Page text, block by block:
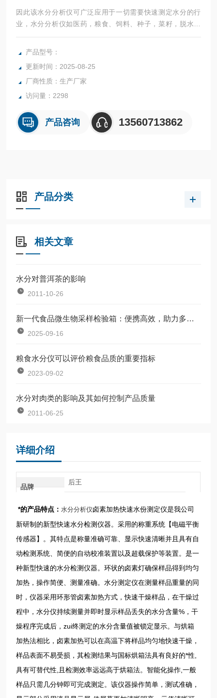
因此该水分分析仪可广泛应用于一切需要快速测定水分的行
业，水分分析仪如医药，粮食、饲料、种子，菜籽，脱水蔬
菜、烟草，化工，茶叶，食品、肉类以及纺织，农林、造纸、
橡胶、塑胶、纺织等行业中的实验室与生产过程中。同时满足
后王电子科技有限公司始终立志于为用户提供多用途，多性能
的高质量产品，为您打造快速，准确，物超所值的水分测定仪
**。
产品型号：
更新时间：2025-08-25
厂商性质：生产厂家
访问量：2298
产品咨询 13560713862
产品分类
相关文章
水分对普洱茶的影响
2011-10-26
新一代食品微生物采样检验箱：便携高效，助力多场景食品安全检测
2025-09-16
粮食水分仪可以评价粮食品质的重要指标
2023-09-02
水分对肉类的影响及其如何控制产品质量
2011-06-25
详细介绍
品牌
后王
*的产品特点： 水分分析仪卤素加热快速水份测定仪是我公司
新研制的新型快速水分检测仪器。采用的称重系统【电磁平衡
传感器】。其特点是称量准确可靠、显示快速清晰并且具有自
动检测系统、简便的自动校准装置以及超载保护等装置。是一
种新型快速的水分检测仪器。环状的卤素灯确保样品得到均匀
加热，操作简便、测量准确。水分测定仪在测量样品重量的同
时，仪器采用环形管卤素加热方式，快速干燥样品，在干燥过
程中，水分仪持续测量并即时显示样品丢失的水分含量%，干
燥程序完成后，zui终测定的水分含量值被锁定显示。与烘箱
加热法相比，卤素加热可以在高温下将样品均匀地快速干燥，
样品表面不易受损，其检测结果与国标烘箱法具有良好的*性,
具有可替代性,且检测效率远远高于烘箱法。智能化操作,一般
样品只需几分钟即可完成测定。该仪器操作简单，测试准确，